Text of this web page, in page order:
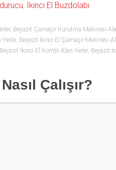
, İkinci El Buzdolabı
, Beyazıt Çamaşır Kurutma Makinesi
, Beyazıt İkinci El Çamaşır Makinesi
Beyazıt İkinci El Kombi Alan Yerler, Beyazıt
Çalışır?